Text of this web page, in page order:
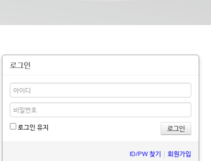
로그인
로그인 유지
ID/PW 찾기 | 회원가입